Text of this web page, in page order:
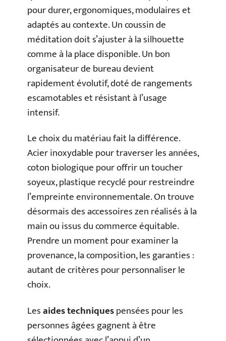
pour durer, ergonomiques, modulaires et
adaptés au contexte. Un coussin de
méditation doit s’ajuster à la silhouette
comme à la place disponible. Un bon
organisateur de bureau devient
rapidement évolutif, doté de rangements
escamotables et résistant à l’usage
intensif.
Le choix du matériau fait la différence.
Acier inoxydable pour traverser les années,
coton biologique pour offrir un toucher
soyeux, plastique recyclé pour restreindre
l’empreinte environnementale. On trouve
désormais des accessoires zen réalisés à la
main ou issus du commerce équitable.
Prendre un moment pour examiner la
provenance, la composition, les garanties :
autant de critères pour personnaliser le
choix.
Lesaides techniquespensées pour les
personnes âgées gagnent à être